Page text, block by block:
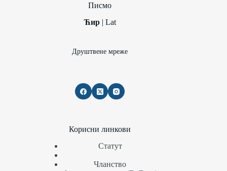
Писмо
Ћир| Lat
Друштвене мреже
Корисни линкови
Статут
Чланство